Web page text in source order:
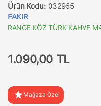
Ürün Kodu: 032955
FAKIR
RANGE KÖZ TÜRK KAHVE
1.090,00 TL
star Mağaza Özel